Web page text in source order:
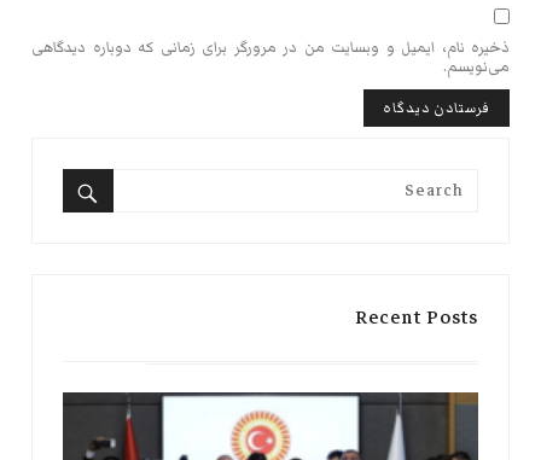
ذخیره نام، ایمیل و وبسایت من در مرورگر برای زمانی که دوباره دیدگاهی
می‌نویسم.
Search
Recent Posts